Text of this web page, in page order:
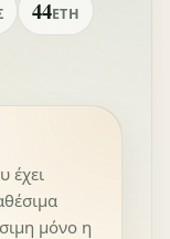
44ΈΤΗ
έχει
μόνο η